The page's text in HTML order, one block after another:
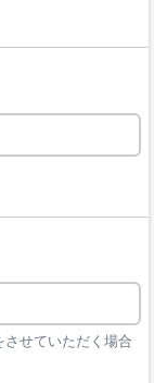
せていただく場合